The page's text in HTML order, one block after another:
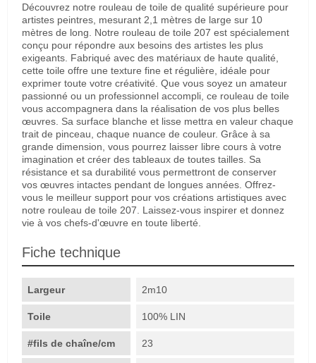
Découvrez notre rouleau de toile de qualité supérieure pour
artistes peintres, mesurant 2,1 mètres de large sur 10
mètres de long. Notre rouleau de toile 207 est spécialement
conçu pour répondre aux besoins des artistes les plus
exigeants. Fabriqué avec des matériaux de haute qualité,
cette toile offre une texture fine et régulière, idéale pour
exprimer toute votre créativité. Que vous soyez un amateur
passionné ou un professionnel accompli, ce rouleau de toile
vous accompagnera dans la réalisation de vos plus belles
œuvres. Sa surface blanche et lisse mettra en valeur chaque
trait de pinceau, chaque nuance de couleur. Grâce à sa
grande dimension, vous pourrez laisser libre cours à votre
imagination et créer des tableaux de toutes tailles. Sa
résistance et sa durabilité vous permettront de conserver
vos œuvres intactes pendant de longues années. Offrez-
vous le meilleur support pour vos créations artistiques avec
notre rouleau de toile 207. Laissez-vous inspirer et donnez
vie à vos chefs-d'œuvre en toute liberté.
Fiche technique
Largeur 2m10
Toile 100% LIN
#fils de chaîne/cm 23